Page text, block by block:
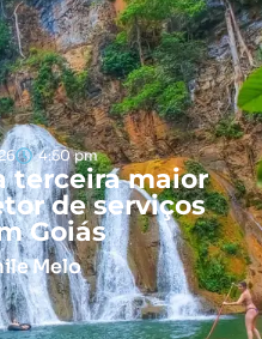
4:50 pm
terceira maior
de serviços
Goiás
Melo